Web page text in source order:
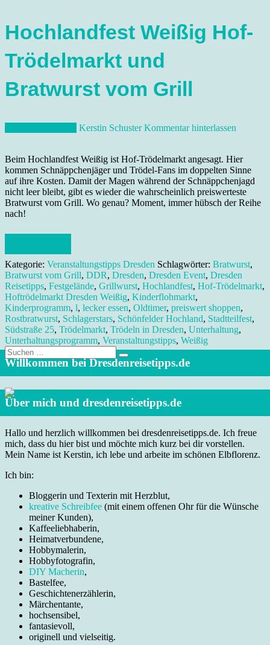
Hochlandfest Weißig Hof-
Trödelmarkt und
Bratwurst vom Grill
Kerstin Schuster Kommentar hinterlassen
Beim Hochlandfest Weißig ist Hof-Trödelmarkt angesagt. Hier
kommen Schnäppchenjäger und Trödel-Fans im doppelten Sinne
auf ihre Kosten. Damit der Magen während der Schnäppchenjagd
nicht leer bleibt, gibt es wieder die wahrscheinlich preiswerteste
Bratwurst vom Grill. Wo genau? Moment, immer hübsch der Reihe
nach!
Kategorie: Veranstaltungstipps Dresden Schlagwörter: Bratwurst,
Bratwurst vom Grill, DDR, Dresden, Dresden Event, Dresden
Reisetipps, Festgelände, Grillwurst, Hochlandfest, Hof-Trödelmarkt,
Hoftrödelmarkt Dresden Weißig, Kinderflohmarkt,
Kinderprogramm, l, lecker essen, Oldtimer, preiswert shoppen,
Rostbratwurst, Schlagerstars, Schönfelder Hochland, Stadtteilfest,
Südstraße 25, Trödelmarkt, Trödeln in Dresden, Unterhaltung,
Unterhaltungsprogramm, Veranstaltungstipps, Weißig
Suche
nach:
Willkommen bei Dresdenreisetipps.de
Über mich und dresdenreisetipps.de
Hallo und herzlich willkommen bei dresdenreisetipps.de. Ich freue
mich, dass du hier bist und möchte mich kurz bei dir vorstellen.
Mein Name ist Kerstin, ich lebe und arbeite im schönen Elbflorenz.
Ich bin:
Bloggerin und Texterin mit Herzblut,
kreative Schreibfee (mit einem offenen Ohr für die Wünsche
meiner Kunden),
Kaffeeliebhaberin,
Heimatverbundene,
Hobbymalerin,
Hobbyfotografin,
DIY Macherin,
Bastelfee,
Geschichtenerzählerin,
Märchentante,
hochsensibel,
fantasievoll,
originell und vielseitig.